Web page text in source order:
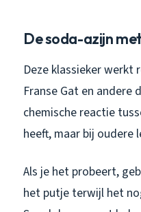
De soda-azijn
Deze klassieker werkt
Franse Gat en andere
chemische reactie
heeft, maar bij
Als je het probeert,
het putje terwijl het